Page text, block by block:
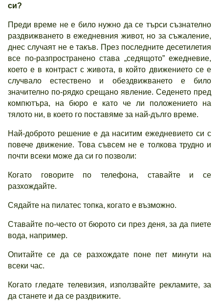
си?
Преди време не е било нужно да се търси съзнателно
раздвижването в ежедневния живот, но за съжаление,
днес случаят не е такъв. През последните десетилетия
все по-разпространено става „седящото” ежедневие,
което е в контраст с живота, в който движението се е
случвало естествено и обездвижването е било
значително по-рядко срещано явление. Седенето пред
компютъра, на бюро е като че ли положението на
тялото ни, в което го поставяме за най-дълго време.
Най-доброто решение е да наситим ежедневието си с
повече движение. Това съвсем не е толкова трудно и
почти всеки може да си го позволи:
Когато говорите по телефона, ставайте и се
разхождайте.
Сядайте на пилатес топка, когато е възможно.
Ставайте по-често от бюрото си през деня, за да пиете
вода, например.
Опитайте се да се разхождате поне пет минути на
всеки час.
Когато гледате телевизия, използвайте рекламите, за
да станете и да се раздвижите.